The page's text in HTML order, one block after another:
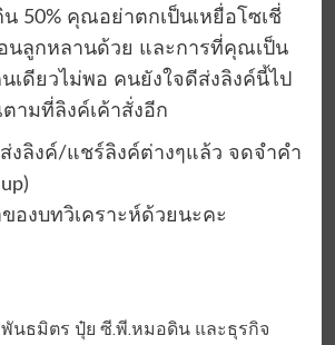
น 50% คุณอย่าตกเป็นเหยื่อโซเชี่
นลูกหลานด้วย และการที่คุณเป็น
เดียวไม่พอ คนยังใจดีส่งลิงค์นี้ไป
ามที่ลิงค์เค้าสั่งอีก
งลิงค์/แชร์ลิงค์ต่างๆแล้ว จดจำคำ
องบทวิเคราะห์ด้วยนะคะ
นธมิตร ปุ๋ย ซี.พี.หมอดิน และธุรกิจ